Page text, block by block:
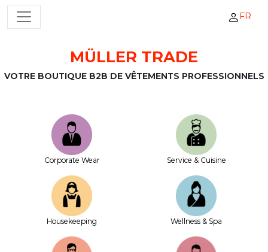
Passer au contenu
NAVIGATION PRINCIPALE FR
MÜLLER TRADE
VOTRE BOUTIQUE B2B DE VÊTEMENTS PROFESSIONNELS
Corporate Wear Service & Cuisine
House­keeping Wellness & Spa